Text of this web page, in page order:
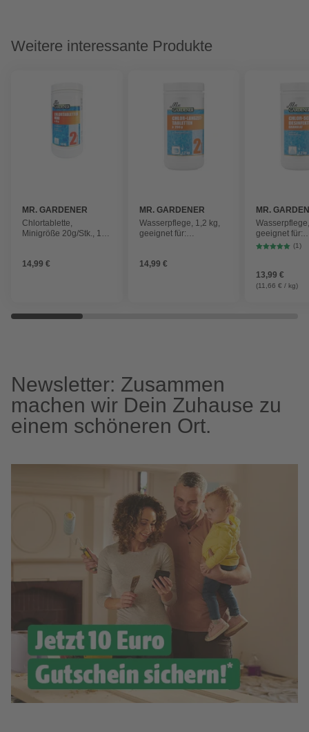
Weitere interessante Produkte
MR. GARDENER
Chlortablette,
Minigröße 20g/Stk., 1
14,99 €
MR. GARDENER
Wasserpflege, 1,2 kg,
geeignet für:
14,99 €
MR.
geeignet für:
(1)
13,99 €
(11,66 € / kg)
Newsletter: Zusammen
machen wir Dein Zuhause zu
einem schöneren Ort.